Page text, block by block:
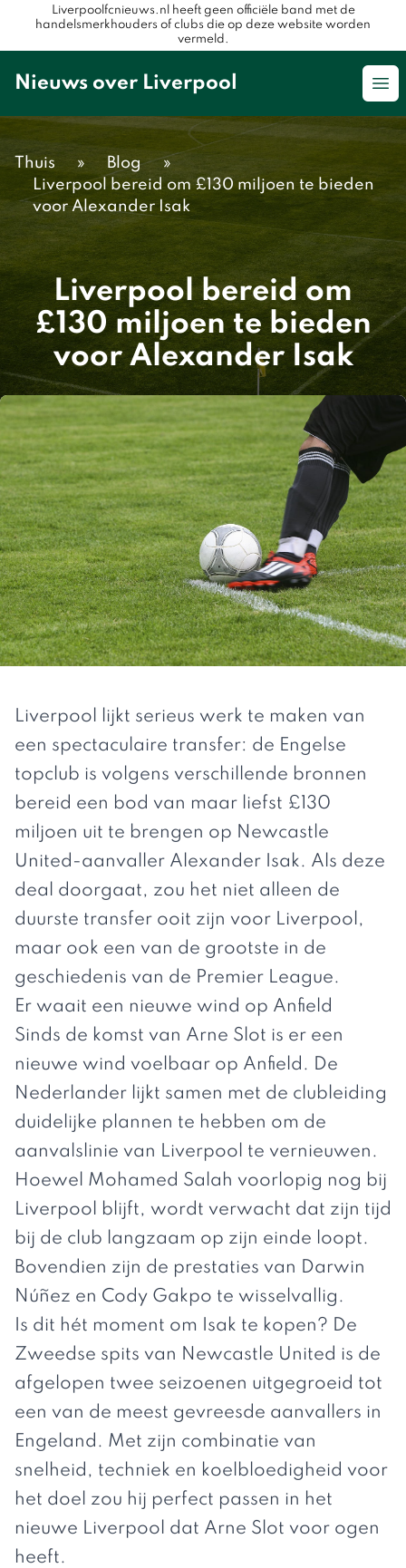
Liverpoolfcnieuws.nl heeft geen officiële band met de
handelsmerkhouders of clubs die op deze website worden
vermeld.
Nieuws over Liverpool
Thuis » Blog
»
Liverpool bereid om £130 miljoen te bieden
voor Alexander Isak
Liverpool bereid om
£130 miljoen te bieden
voor Alexander Isak
Liverpool lijkt serieus werk te maken van
een spectaculaire transfer: de Engelse
topclub is volgens verschillende bronnen
bereid een bod van maar liefst £130
miljoen uit te brengen op Newcastle
United-aanvaller Alexander Isak. Als deze
deal doorgaat, zou het niet alleen de
duurste transfer ooit zijn voor Liverpool,
maar ook een van de grootste in de
geschiedenis van de Premier League.
Er waait een nieuwe wind op Anfield
Sinds de komst van Arne Slot is er een
nieuwe wind voelbaar op Anfield. De
Nederlander lijkt samen met de clubleiding
duidelijke plannen te hebben om de
aanvalslinie van Liverpool te vernieuwen.
Hoewel Mohamed Salah voorlopig nog bij
Liverpool blijft, wordt verwacht dat zijn tijd
bij de club langzaam op zijn einde loopt.
Bovendien zijn de prestaties van Darwin
Núñez en Cody Gakpo te wisselvallig.
Is dit hét moment om Isak te kopen? De
Zweedse spits van Newcastle United is de
afgelopen twee seizoenen uitgegroeid tot
een van de meest gevreesde aanvallers in
Engeland. Met zijn combinatie van
snelheid, techniek en koelbloedigheid voor
het doel zou hij perfect passen in het
nieuwe Liverpool dat Arne Slot voor ogen
heeft.